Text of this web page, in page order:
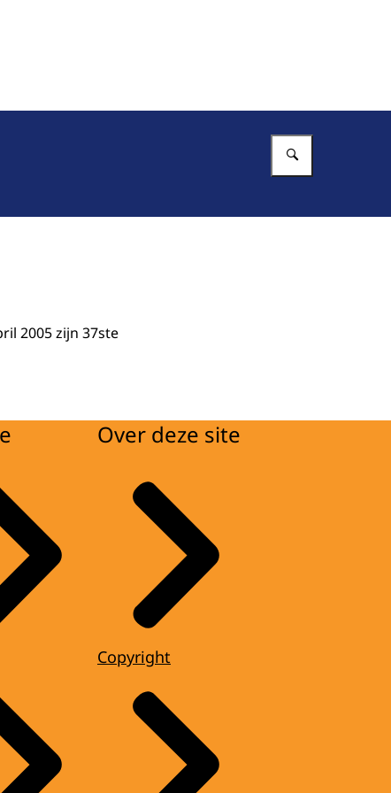
2005 zijn 37ste
Over deze site
Copyright